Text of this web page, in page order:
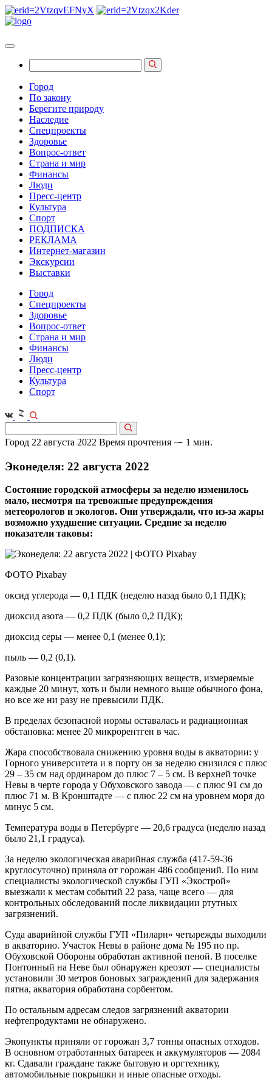
Город
По закону
Берегите природу
Наследие
Спецпроекты
Здоровье
Вопрос-ответ
Страна и мир
Финансы
Люди
Пресс-центр
Культура
Спорт
ПОДПИСКА
РЕКЛАМА
Интернет-магазин
Экскурсии
Выставки
Город
Спецпроекты
Здоровье
Вопрос-ответ
Страна и мир
Финансы
Люди
Пресс-центр
Культура
Спорт
Город 22 августа 2022 Время прочтения ⁓ 1 мин.
Эконеделя: 22 августа 2022
Состояние городской атмо­сферы за неделю изменилось
мало, несмотря на тревожные предупреждения
метеорологов и экологов. Они утверждали, что из‑за жары
возможно ухудшение ситуации. Средние за неделю
показатели таковы:
ФОТО Pixabay
оксид углерода — 0,1 ПДК (неделю назад было 0,1 ПДК);
диоксид азота — 0,2 ПДК (было 0,2 ПДК);
диоксид серы — менее 0,1 (менее 0,1);
пыль — 0,2 (0,1).
Разовые концентрации загрязняющих веществ, измеряемые
каждые 20 минут, хоть и были немного выше обычного фона,
но все же ни разу не превысили ПДК.
В пределах безопасной нормы оставалась и радиационная
обстановка: менее 20 микрорентген в час.
Жара способствовала снижению уровня воды в акватории: у
Горного университета и в порту он за неделю снизился с плюс
29 – 35 см над ординаром до плюс 7 – 5 см. В верхней точке
Невы в черте города у Обуховского завода — с плюс 91 см до
плюс 71 м. В Кронштадте — с плюс 22 см на уровнем моря до
минус 5 см.
Температура воды в Петербурге — 20,6 градуса (неделю назад
было 21,1 градуса).
За неделю экологическая аварийная служба (417‑59‑36
круглосуточно) приняла от горожан 486 сообщений. По ним
специалисты экологической службы ГУП «Экострой»
выезжали к местам событий 22 раза, чаще всего — для
контрольных обследований после ликвидации ртутных
загрязнений.
Суда аварийной службы ГУП «Пиларн» четырежды выходили
в акваторию. Участок Невы в районе дома № 195 по пр.
Обуховской Обороны обработан активной пеной. В поселке
Понтонный на Неве был обнаружен креозот — специалисты
установили 30 метров боновых заграждений для задержания
пятна, акватория обработана сорбентом.
По остальным адресам следов загрязнений акватории
нефтепродуктами не обнаружено.
Экопункты приняли от горожан 3,7 тонны опасных отходов.
В основном отработанных батареек и аккумуляторов — 2084
кг. Сдавали граждане также бытовую и оргтехнику,
автомобильные покрышки и иные опасные отходы.